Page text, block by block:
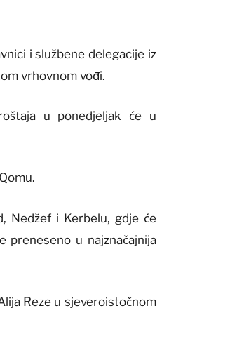
i službene delegacije iz
vrhovnom vođi.
u ponedjeljak će u
Nedžef i Kerbelu, gdje će
u najznačajnija
Reze u sjeveroistočnom